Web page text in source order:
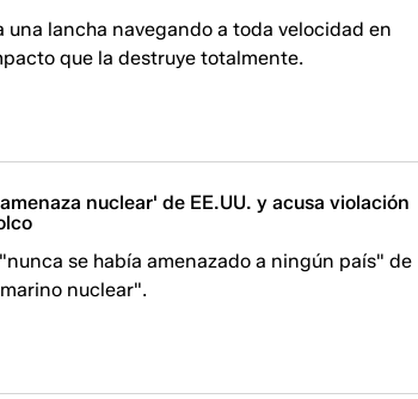
una lancha navegando a toda velocidad en
que la destruye totalmente.
nuclear' de EE.UU. y acusa violación
se había amenazado a ningún país" de
nuclear".